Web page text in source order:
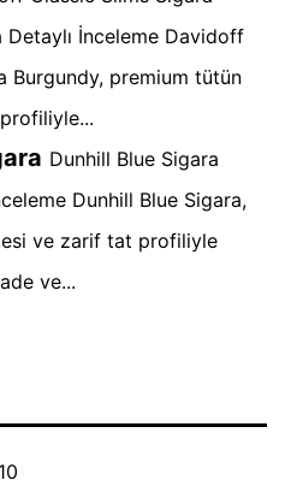
Detaylı İnceleme Davidoff
Burgundy, premium tütün
Dunhill Blue Sigara
Dunhill Blue Sigara,
ve zarif tat profiliyle
ve...